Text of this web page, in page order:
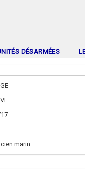
DÉSARMÉES
marin